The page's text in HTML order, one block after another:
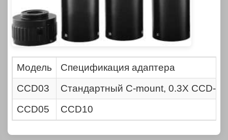
Модель
Спецификация адаптера
CCD03
Стандартный C-mount, 0.3X CCD-
CCD05
CCD10